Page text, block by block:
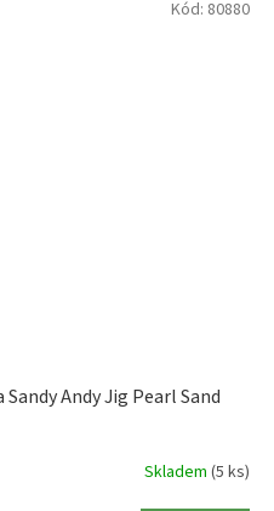
Andy Jig Pearl Sand
Skladem (5 ks)
Kód: 80880